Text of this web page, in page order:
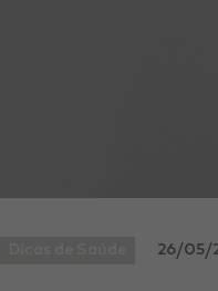
26/05/